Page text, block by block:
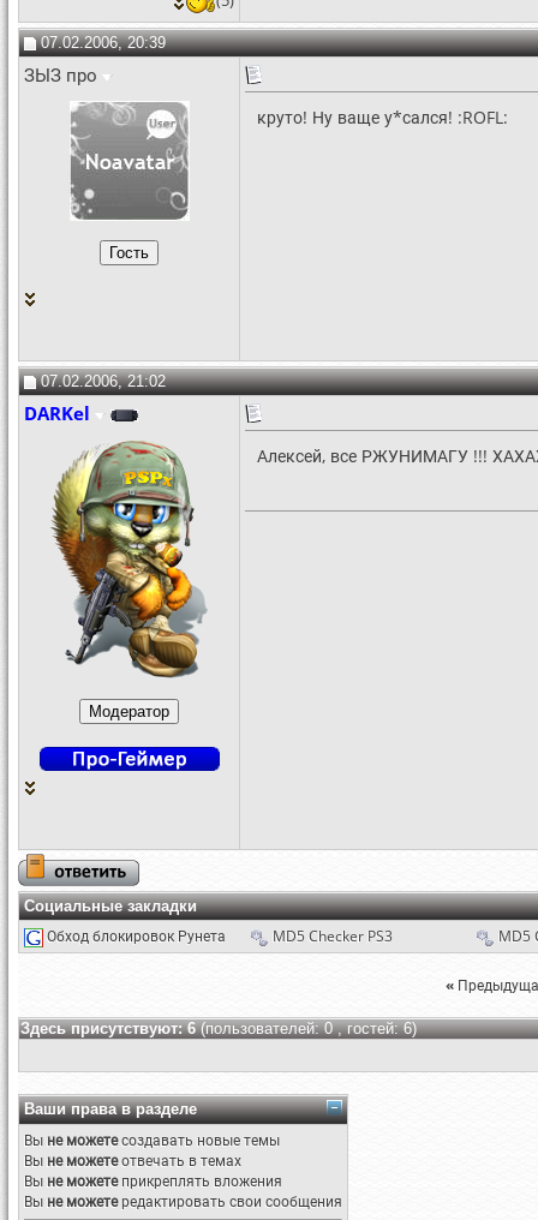
07.02.2006, 20:39
ЗЫЗ про
круто! Ну ваще у*сался! :ROFL:
07.02.2006, 21:02
DARKel
Алексей, все РЖУНИМАГУ !!!
Социальные закладки
Обход блокировок Рунета MD5 Checker PS3 MD5
«
Здесь присутствуют: 6(пользователей: 0 , гостей: 6)
Ваши права в разделе
Вы не можетесоздавать новые темы
Вы не можетеотвечать в темах
Вы не можетеприкреплять вложения
Вы не можетередактировать свои сообщения